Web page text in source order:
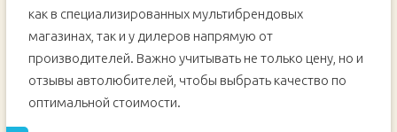
как в специализированных мультибрендовых
магазинах, так и у дилеров напрямую от
производителей. Важно учитывать не только цену, но и
отзывы автолюбителей, чтобы выбрать качество по
оптимальной стоимости.